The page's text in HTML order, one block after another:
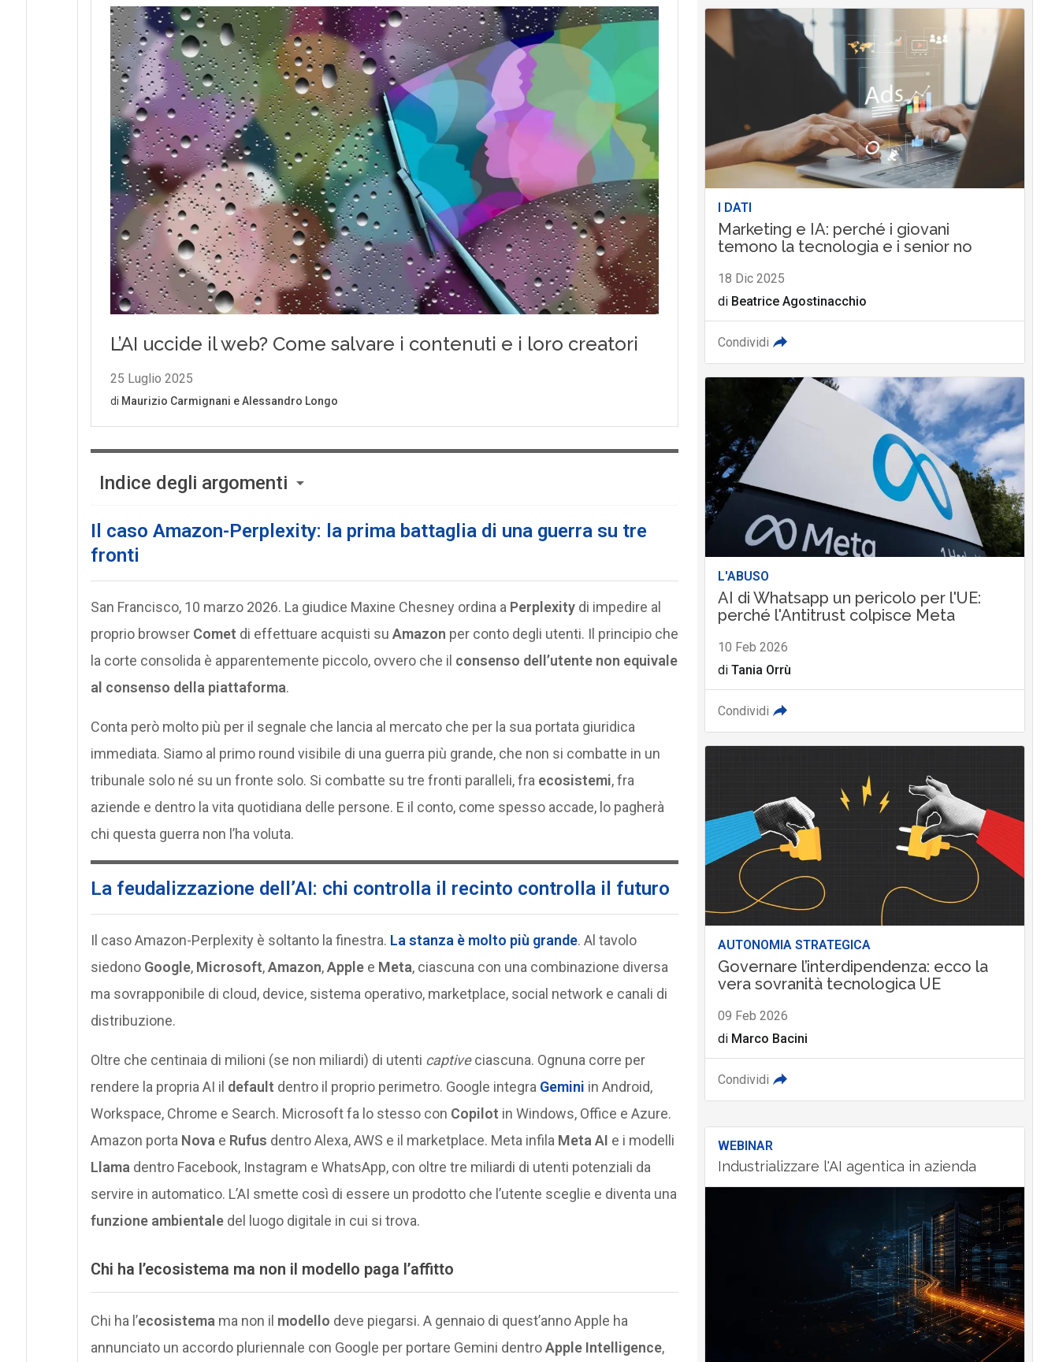
Indice degli argomenti
Il caso Amazon-Perplexity: la prima battaglia di una guerra su tre
fronti
San Francisco, 10 marzo 2026. La giudice Maxine Chesney ordina a Perplexitydi impedire al
proprio browser Comet di effettuare acquisti su Amazon per conto degli utenti. Il principio che
la corte consolida è apparentemente piccolo, ovvero che il consenso dell’utente non equivale
al consenso della piattaforma.
Conta però molto più per il segnale che lancia al mercato che per la sua portata giuridica
immediata. Siamo al primo round visibile di una guerra più grande, che non si combatte in un
tribunale solo né su un fronte solo. Si combatte su tre fronti paralleli, fra ecosistemi, fra
aziende e dentro la vita quotidiana delle persone. E il conto, come spesso accade, lo pagherà
chi questa guerra non l’ha voluta.
La feudalizzazione dell’AI: chi controlla il recinto controlla il futuro
Il caso Amazon-Perplexity è soltanto la finestra. La stanza è molto più grande. Al tavolo
siedono Google, Microsoft,Amazon,Applee Meta, ciascuna con una combinazione diversa
ma sovrapponibile di cloud, device, sistema operativo, marketplace, social network e canali di
distribuzione.
Oltre che centinaia di milioni (se non miliardi) di utenti captiveciascuna. Ognuna corre per
rendere la propria AI il default dentro il proprio perimetro. Google integra Gemini in Android,
Workspace, Chrome e Search. Microsoft fa lo stesso con Copilot in Windows, Office e Azure.
Amazon porta Nova e Rufus dentro Alexa, AWS e il marketplace. Meta infila Meta AI e i modelli
Llama dentro Facebook, Instagram e WhatsApp, con oltre tre miliardi di utenti potenziali da
servire in automatico. L’AI smette così di essere un prodotto che l’utente sceglie e diventa una
funzione ambientaledel luogo digitale in cui si trova.
Chi ha l’ecosistema ma non il modello paga l’affitto
Chi ha l’ecosistema ma non il modello deve piegarsi. A gennaio di quest’anno Apple ha
annunciato un accordo pluriennale con Google per portare Gemini dentroApple Intelligence,
I DATI
Marketing e IA: perché i giovani
temono la tecnologia e i senior no
18 Dic 2025
di Beatrice Agostinacchio
Condividi
L'ABUSO
AI di Whatsapp un pericolo per l'UE:
perché l'Antitrust colpisce Meta
10 Feb 2026
di Tania Orrù
Condividi
AUTONOMIA STRATEGICA
Governare l’interdipendenza: ecco la
vera sovranità tecnologica UE
09 Feb 2026
di Marco Bacini
Condividi
WEBINAR
Industrializzare l'AI agentica in azienda